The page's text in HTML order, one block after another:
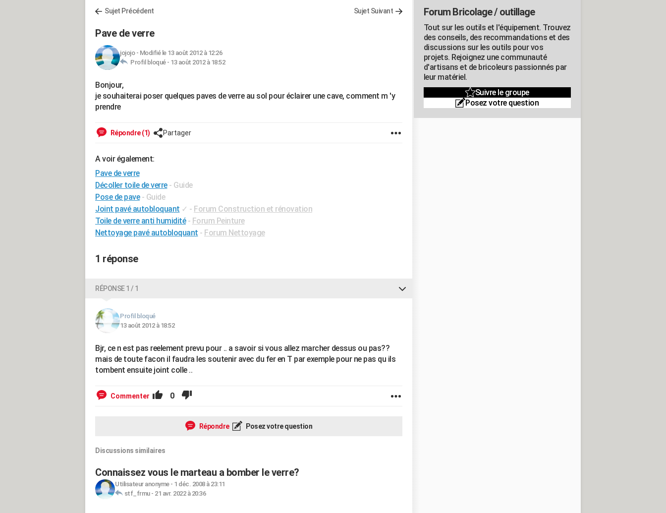
Sujet Précédent Sujet Suivant
Pave de verre
jojojo- Modifié le 13 août 2012 à 12:26
Profil bloqué - 13 août 2012 à 18:52
Bonjour,
je souhaiterai poser quelques paves de verre au sol pour éclairer une cave, comment m 'y
prendre
Répondre (1) Partager
A voir également:
Pave de verre
Décoller toile de verre - Guide
Pose de pave - Guide
Joint pavé autobloquant ✓ - Forum Construction et rénovation
Toile de verre anti humidité - Forum Peinture
Nettoyage pavé autobloquant - Forum Nettoyage
1 réponse
RÉPONSE 1 / 1
Profil bloqué
13 août 2012 à 18:52
Bjr, ce n est pas reelement prevu pour .. a savoir si vous allez marcher dessus ou pas??
mais de toute facon il faudra les soutenir avec du fer en T par exemple pour ne pas qu ils
tombent ensuite joint colle ..
Commenter 0
Répondre Posez votre question
Discussions similaires
Connaissez vous le marteau a bomber le verre?
Utilisateur anonyme- 1 déc. 2008 à 23:11
stf_frmu- 21 avr. 2022 à 20:36
Forum Bricolage / outillage
Tout sur les outils et l'équipement. Trouvez
des conseils, des recommandations et des
discussions sur les outils pour vos
projets. Rejoignez une communauté
d'artisans et de bricoleurs passionnés par
leur matériel.
Suivre le groupe
Posez votre question